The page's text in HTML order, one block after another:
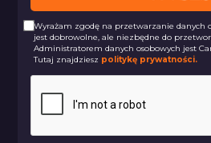
Wyrażam zgodę na przetwarzanie danych
jest dobrowolne, ale niezbędne do
Administratorem danych osobowych jest
Tutaj znajdziesz politykę prywatności.